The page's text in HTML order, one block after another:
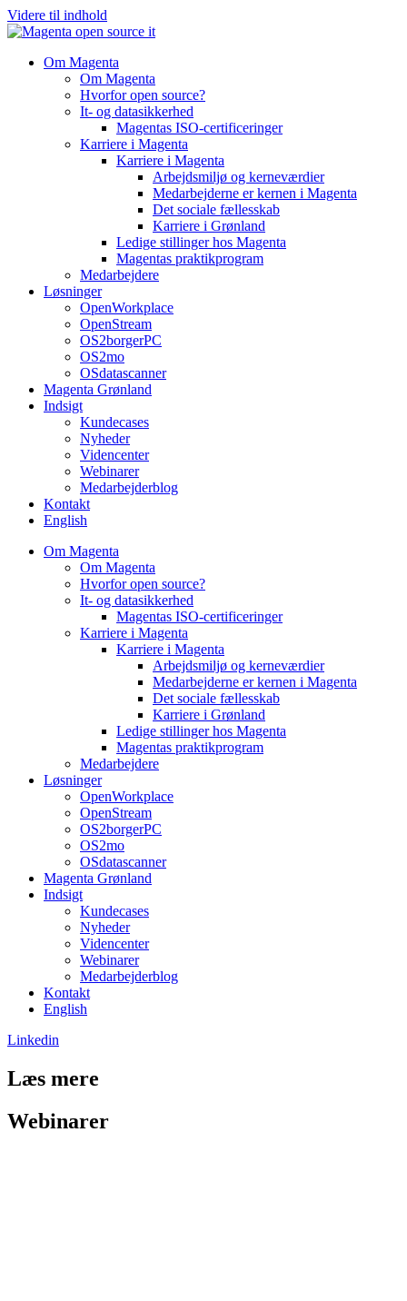
Videre til indhold
Om Magenta
Om Magenta
Hvorfor open source?
It- og datasikkerhed
Magentas ISO-certificeringer
Karriere i Magenta
Karriere i Magenta
Arbejdsmiljø og kerneværdier
Medarbejderne er kernen i Magenta
Det sociale fællesskab
Karriere i Grønland
Ledige stillinger hos Magenta​
Magentas praktikprogram
Medarbejdere
Løsninger
OpenWorkplace
OpenStream
OS2borgerPC
OS2mo
OSdatascanner
Magenta Grønland
Indsigt
Kundecases
Nyheder
Videncenter
Webinarer
Medarbejderblog
Kontakt
English
Om Magenta
Om Magenta
Hvorfor open source?
It- og datasikkerhed
Magentas ISO-certificeringer
Karriere i Magenta
Karriere i Magenta
Arbejdsmiljø og kerneværdier
Medarbejderne er kernen i Magenta
Det sociale fællesskab
Karriere i Grønland
Ledige stillinger hos Magenta​
Magentas praktikprogram
Medarbejdere
Løsninger
OpenWorkplace
OpenStream
OS2borgerPC
OS2mo
OSdatascanner
Magenta Grønland
Indsigt
Kundecases
Nyheder
Videncenter
Webinarer
Medarbejderblog
Kontakt
English
Linkedin
Læs mere
Webinarer